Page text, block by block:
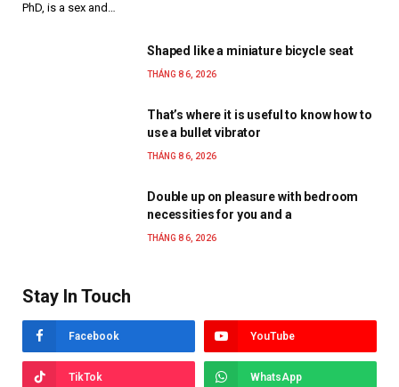
PhD, is a sex and…
Shaped like a miniature bicycle seat
THÁNG 8 6, 2026
That’s where it is useful to know how to
use a bullet vibrator
THÁNG 8 6, 2026
Double up on pleasure with bedroom
necessities for you and a
THÁNG 8 6, 2026
Stay In Touch
Facebook YouTube
TikTok WhatsApp